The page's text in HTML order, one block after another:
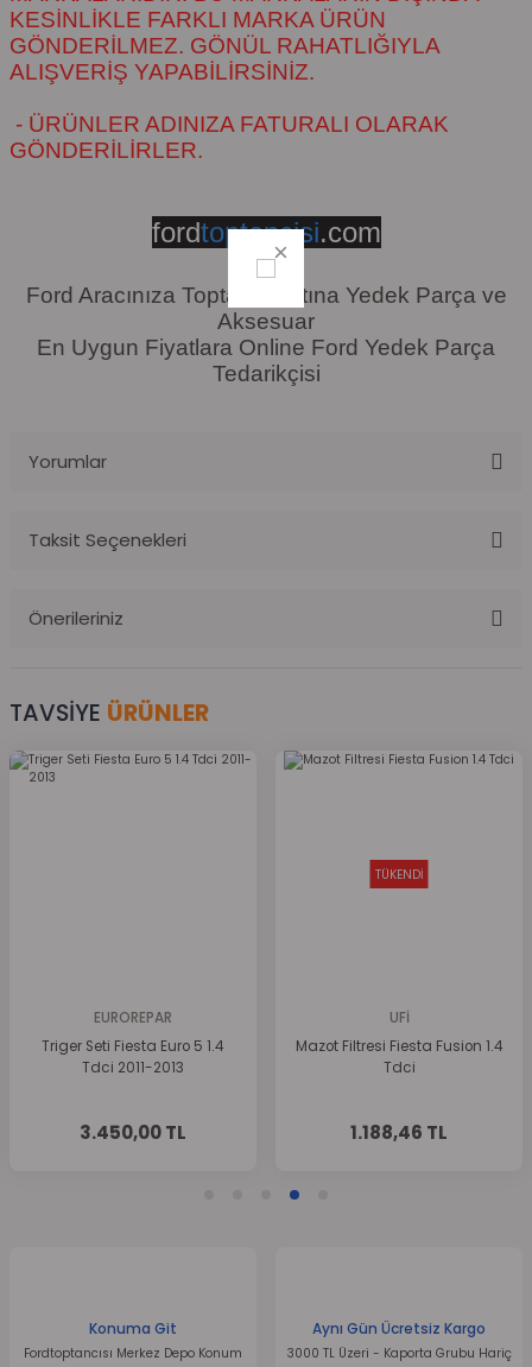
KESİNLİKLE FARKLI MARKA ÜRÜN
GÖNDERİLMEZ. GÖNÜL RAHATLIĞIYLA
ALIŞVERİŞ YAPABİLİRSİNİZ.
- ÜRÜNLER ADINIZA FATURALI OLARAK
GÖNDERİLİRLER.
fordtoptancisi.com
Ford Aracınıza Toptan Fiyatına Yedek Parça ve
Aksesuar
En Uygun Fiyatlara Online Ford Yedek Parça
Tedarikçisi
Yorumlar
Taksit Seçenekleri
Önerileriniz
konularda yetersiz gördüğünüz noktaları öneri formunu kullanarak
tarafımıza iletebilirsiniz.
Görüş ve önerileriniz için teşekkür ederiz.
TAVSİYE ÜRÜNLER
EUROREPAR
Triger Seti Fiesta Euro 5 1.4
Tdci 2011-2013
3.450,00 TL
TÜKENDİ
UFİ
Mazot Filtresi Fiesta Fusion 1.4
Tdci
1.188,46 TL
Konuma Git
Fordtoptancısı Merkez Depo Konum
Aynı Gün Ücretsiz Kargo
3000 TL Üzeri - Kaporta Grubu Hariç